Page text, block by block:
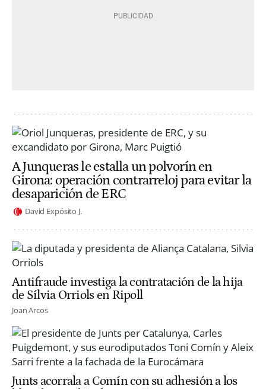
A Junqueras le estalla un polvorín en
Girona: operación contrarreloj para evitar la
desaparición de ERC
David Expósito J.
Antifraude investiga la contratación de la hija
de Sílvia Orriols en Ripoll
Joan Arcos
Junts acorrala a Comín con su adhesión a los